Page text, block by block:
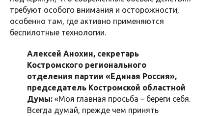
требуют особого внимания и осторожности,
особенно там, где активно применяются
беспилотные технологии.
Алексей Анохин, секретарь
Костромского регионального
отделения партии «Единая Россия»,
председатель Костромской областной
Думы: «Моя главная просьба – береги себя.
Всегда думай, прежде чем принять